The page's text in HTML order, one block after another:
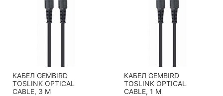
КАБЕЛ GEMBIRD
TOSLINK OPTICAL
CABLE, 3 M
КАБЕЛ GEMBIRD
TOSLINK OPTICAL
CABLE, 1 M